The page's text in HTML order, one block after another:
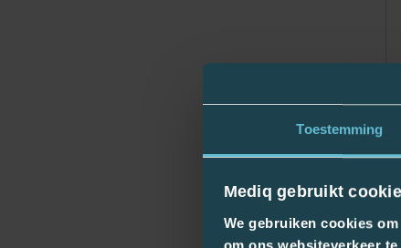
Toestemming
Mediq gebruikt
We gebruiken cookies
om ons websiteverkeer